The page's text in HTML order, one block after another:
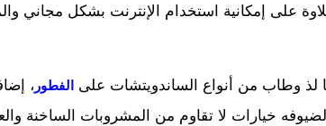
على إمكانية استخدام الإنترنت بشكل مجاني
لذ وطاب من أنواع الساندويتشات على الفطور ،
خيارات لا تقاوم من المشروبات الساخنة